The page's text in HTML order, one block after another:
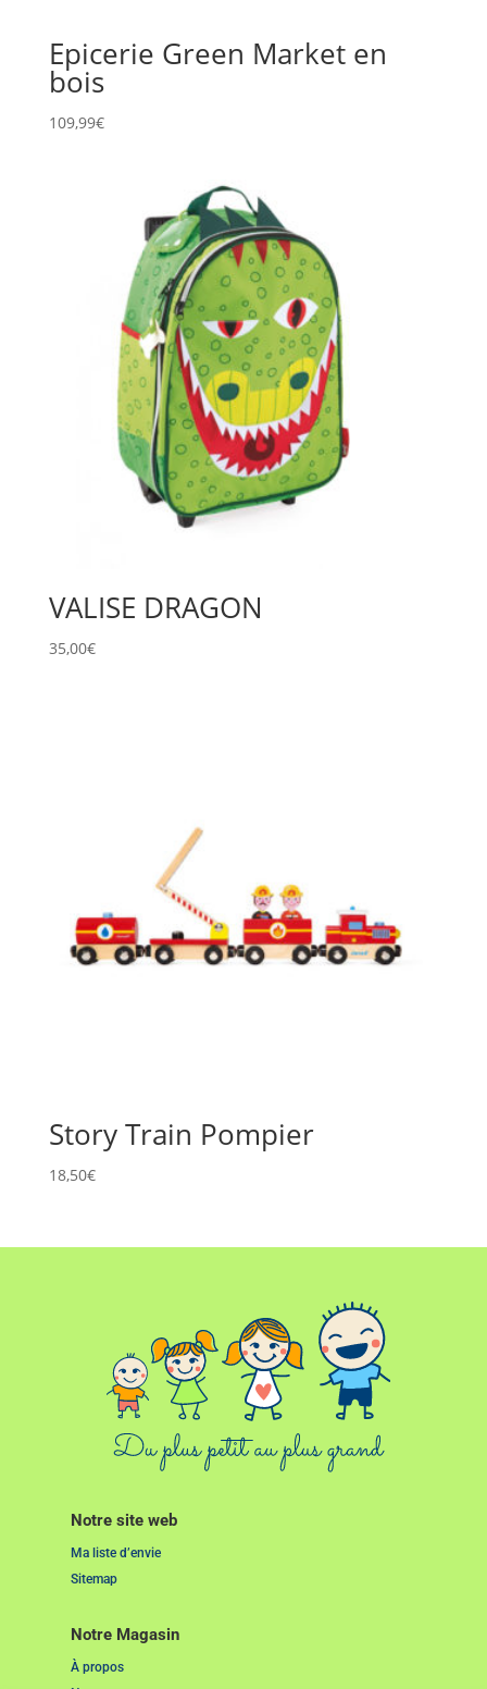
Epicerie Green Market en
bois
109,99€
VALISE DRAGON
35,00€
Story Train Pompier
18,50€
Notre site web
Ma liste d’envie
Sitemap
Notre Magasin
À propos